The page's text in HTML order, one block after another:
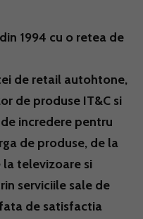
1994 cu o retea de
de retail autohtone,
de produse IT&C si
incredere pentru
de produse, de la
televizoare si
serviciile sale de
de satisfactia